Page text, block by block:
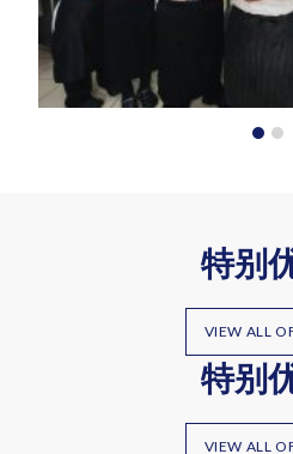
特别
VIEW ALL
特别
VIEW ALL